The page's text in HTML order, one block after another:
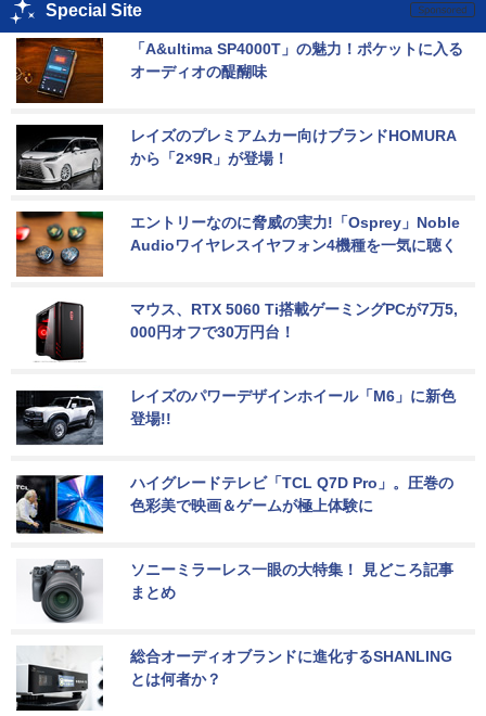
Special Site
「A&ultima SP4000T」の魅力！ポケットに入る
オーディオの醍醐味
レイズのプレミアムカー向けブランドHOMURA
から「2×9R」が登場！
エントリーなのに脅威の実力!「Osprey」Noble
Audioワイヤレスイヤフォン4機種を一気に聴く
マウス、RTX 5060 Ti搭載ゲーミングPCが7万5,
000円オフで30万円台！
レイズのパワーデザインホイール「M6」に新色
登場!!
ハイグレードテレビ「TCL Q7D Pro」。圧巻の
色彩美で映画＆ゲームが極上体験に
ソニーミラーレス一眼の大特集！ 見どころ記事
まとめ
総合オーディオブランドに進化するSHANLING
とは何者か？